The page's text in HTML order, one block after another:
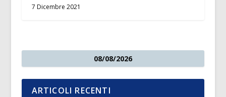
7 Dicembre 2021
08/08/2026
ARTICOLI RECENTI